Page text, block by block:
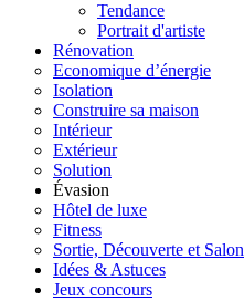
Tendance
Portrait d'artiste
Rénovation
Economique d’énergie
Isolation
Construire sa maison
Intérieur
Extérieur
Solution
Évasion
Hôtel de luxe
Fitness
Sortie, Découverte et Salon
Idées & Astuces
Jeux concours